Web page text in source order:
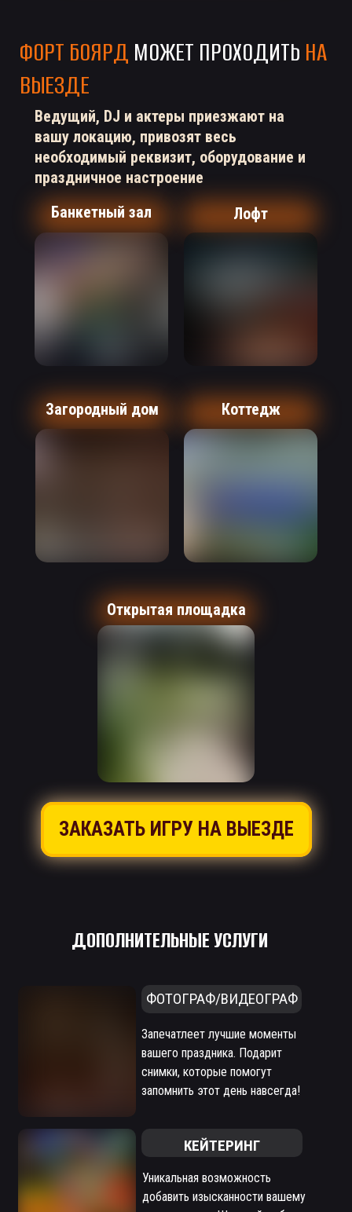
Открытая площадка
Коттедж
Загородный дом
ЗАКАЗАТЬ ИГРУ НА ВЫЕЗДЕ
Лофт
Банкетный зал
Ведущий, DJ и актеры приезжают на
вашу локацию, привозят весь
необходимый реквизит, оборудование и
праздничное настроение
ФОРТ БОЯРД МОЖЕТ ПРОХОДИТЬ НА
ВЫЕЗДЕ
Запечатлеет лучшие моменты
вашего праздника. Подарит
снимки, которые помогут
запомнить этот день навсегда!
ФОТОГРАФ/ВИДЕОГРАФ
КЕЙТЕРИНГ
Уникальная возможность
добавить изысканности вашему
ДОПОЛНИТЕЛЬНЫЕ УСЛУГИ